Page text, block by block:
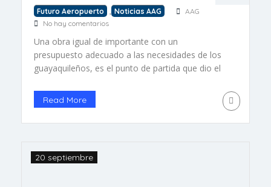
Futuro Aeropuerto Noticias AAG
AAG
No hay comentarios
Una obra igual de importante con un
presupuesto adecuado a las necesidades de los
guayaquileños, es el punto de partida que dio el
Aeropuerto. En una reciente entrevista indicó que
la obra se mantiene, pero que se haría una
revisión exhaustiva del presupuesto que se
Read More
20 septiembre